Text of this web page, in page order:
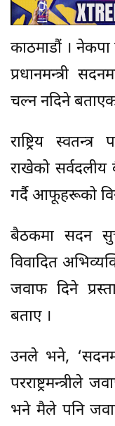
काठमाडौं ।
प्रधानमन्त्री
चल्न नदिने
राष्ट्रिय
राखेको
गर्दै आफूहरूको
बैठकमा सदन
विवादित
जवाफ दिने
बताए ।
उनले भने, ‘सदनमा
भने मैले पनि